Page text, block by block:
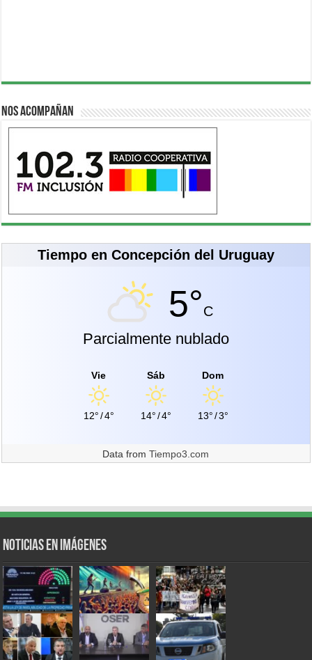
Nos acompañan
Tiempo en Concepción del Uruguay
5°C
Parcialmente nublado
Vie
12°/4°
Sáb
14°/4°
Dom
13°/3°
Data fromTiempo3.com
Noticias en Imágenes